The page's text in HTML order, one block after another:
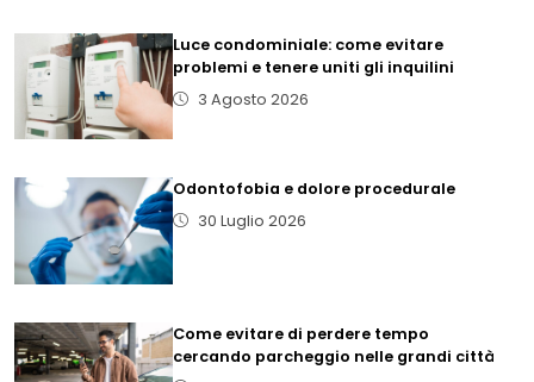
Luce condominiale: come evitare
problemi e tenere uniti gli inquilini
3 Agosto 2026
Odontofobia e dolore procedurale
30 Luglio 2026
Come evitare di perdere tempo
cercando parcheggio nelle grandi città